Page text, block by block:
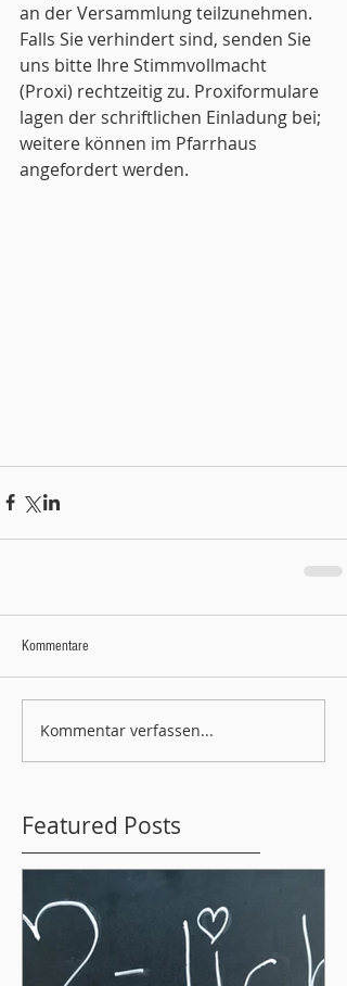
an der Versammlung teilzunehmen.
Falls Sie verhindert sind, senden Sie
uns bitte Ihre Stimmvollmacht
(Proxi) rechtzeitig zu. Proxiformulare
lagen der schriftlichen Einladung bei;
weitere können im Pfarrhaus
angefordert werden.
Kommentare
Kommentar verfassen...
Featured Posts